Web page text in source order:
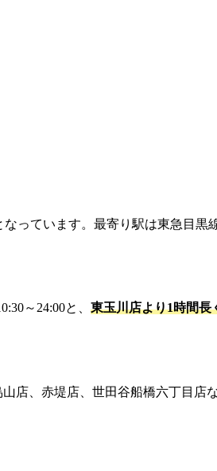
っています。最寄り駅は東急目黒
～24:00と、 東玉川店より1時間長
店、赤堤店、世田谷船橋六丁目店